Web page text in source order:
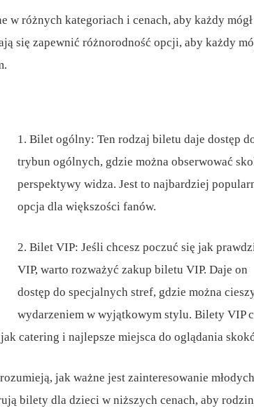
w różnych kategoriach i cenach, aby każdy mógł
się zapewnić różnorodność opcji, aby każdy
1. Bilet ogólny: Ten rodzaj biletu daje dostęp
trybun ogólnych, gdzie można obserwować
perspektywy widza. Jest to najbardziej
opcja dla większości fanów.
2. Bilet VIP: Jeśli chcesz poczuć się jak
VIP, warto rozważyć zakup biletu VIP. Daje on
dostęp do specjalnych stref, gdzie można
wydarzeniem w wyjątkowym stylu. Bilety VIP
catering i najlepsze miejsca do oglądania
jak ważne jest zainteresowanie młodych
bilety dla dzieci w niższych cenach, aby